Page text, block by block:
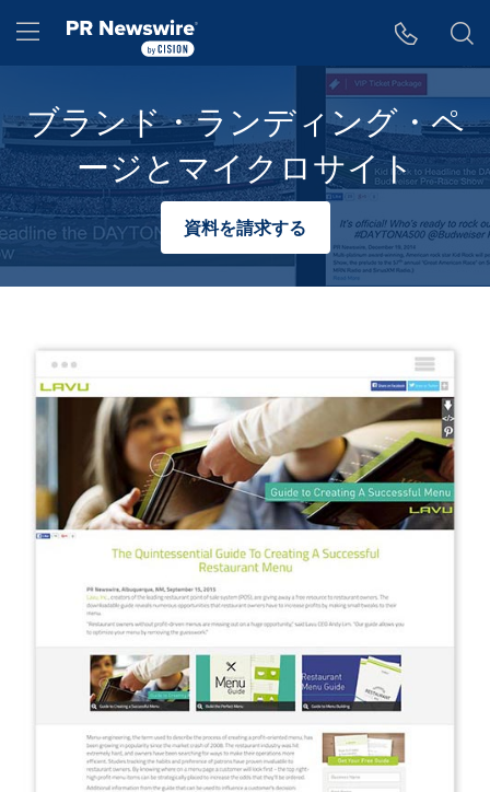
Hamburger menu
ブランド・ランディング・ペ
ージとマイクロサイト
資料を請求する